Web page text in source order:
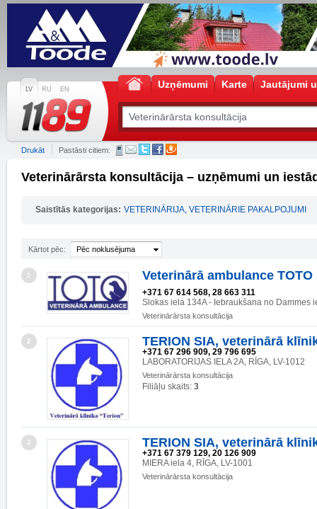
LV RU EN Uzņēmumi Karte Jautājumi
Drukāt Pastāsti citiem:
Veterinārārsta konsultācija – uzņēmumi un
Saistītās kategorijas: VETERINĀRIJA, VETERINĀRIE PAKALPOJUMI
Kārtot pēc: Pēc noklusējuma
1 Veterinārā ambulance TOTO
+371 67 614 568, 28 663 311
Slokas iela 134A - Iebraukšana no Dammes
Veterinārārsta konsultācija
2 TERION SIA, veterinārā
+371 67 296 909, 29 796 695
LABORATORIJAS IELA 2A, RĪGA, LV-1012
Veterinārārsta konsultācija
Filiāļu skaits: 3
3 TERION SIA, veterinārā
+371 67 379 129, 20 126 909
MIERA iela 4, RĪGA, LV-1001
Veterinārārsta konsultācija